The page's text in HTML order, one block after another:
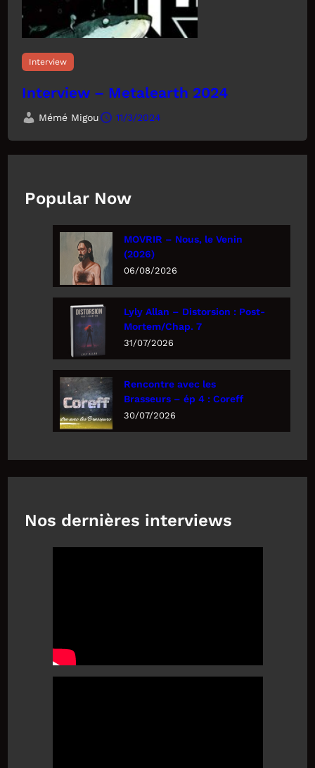
Interview
Interview – Metalearth 2024
Mémé Migou 11/3/2024
Popular Now
MOVRIR – Nous, le Venin
(2026)
06/08/2026
Lyly Allan – Distorsion : Post-
Mortem/Chap. 7
31/07/2026
Rencontre avec les
Brasseurs – ép 4 : Coreff
30/07/2026
Nos dernières interviews